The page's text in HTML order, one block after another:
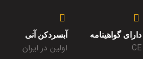
دارای گواهینامه
CE
آبسردکن آنی
اولین در ایران